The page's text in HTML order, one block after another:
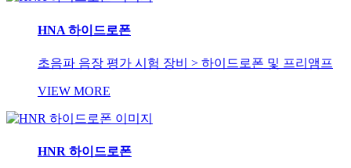
HNA 하이드로폰
초음파 음장 평가 시험 장비 > 하이드로폰 및 프리앰프
VIEW MORE
HNR 하이드로폰